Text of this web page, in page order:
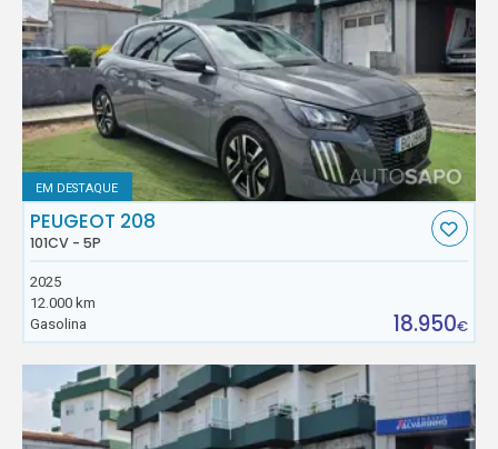
EM DESTAQUE
PEUGEOT 208
101CV - 5P
2025
12.000 km
Gasolina
18.950€